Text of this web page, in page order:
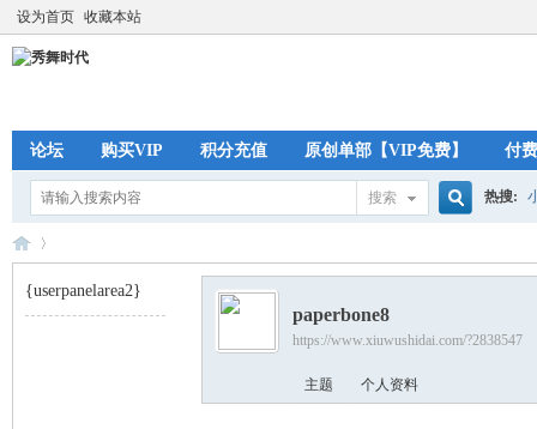
设为首页 收藏本站
论坛 购买VIP 积分充值 原创单部【VIP免费】 付
搜索
索
热搜:
{userpanelarea2}
paperbone8
https://www.xiuwushidai.com/?2838547
主题 个人资料